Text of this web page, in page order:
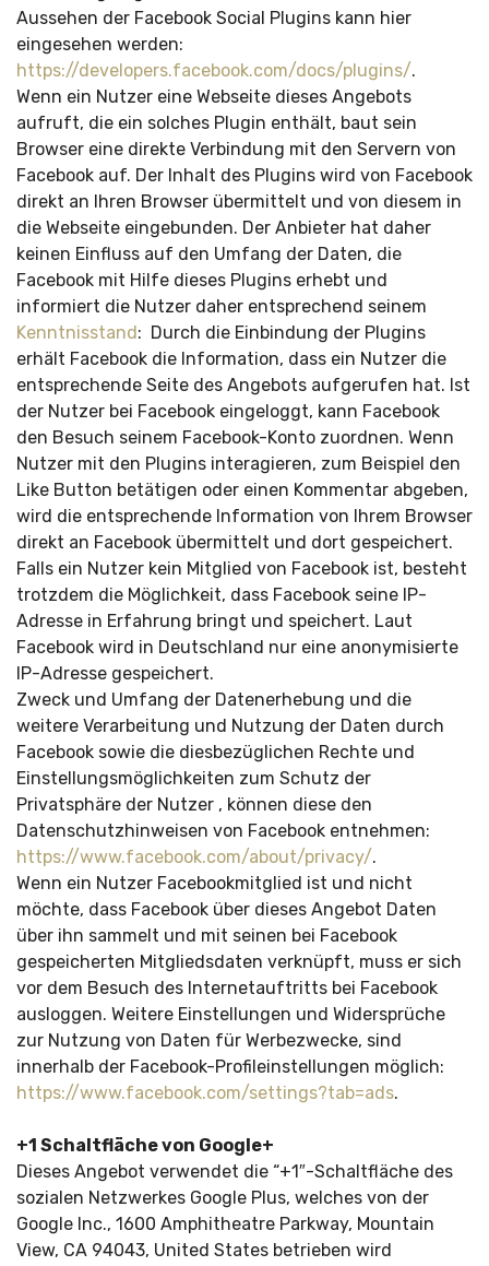
Aussehen der Facebook Social Plugins kann hier
eingesehen werden:
https://developers.facebook.com/docs/plugins/.
Wenn ein Nutzer eine Webseite dieses Angebots
aufruft, die ein solches Plugin enthält, baut sein
Browser eine direkte Verbindung mit den Servern von
Facebook auf. Der Inhalt des Plugins wird von Facebook
direkt an Ihren Browser übermittelt und von diesem in
die Webseite eingebunden. Der Anbieter hat daher
keinen Einfluss auf den Umfang der Daten, die
Facebook mit Hilfe dieses Plugins erhebt und
informiert die Nutzer daher entsprechend seinem
Kenntnisstand: Durch die Einbindung der Plugins
erhält Facebook die Information, dass ein Nutzer die
entsprechende Seite des Angebots aufgerufen hat. Ist
der Nutzer bei Facebook eingeloggt, kann Facebook
den Besuch seinem Facebook-Konto zuordnen. Wenn
Nutzer mit den Plugins interagieren, zum Beispiel den
Like Button betätigen oder einen Kommentar abgeben,
wird die entsprechende Information von Ihrem Browser
direkt an Facebook übermittelt und dort gespeichert.
Falls ein Nutzer kein Mitglied von Facebook ist, besteht
trotzdem die Möglichkeit, dass Facebook seine IP-
Adresse in Erfahrung bringt und speichert. Laut
Facebook wird in Deutschland nur eine anonymisierte
IP-Adresse gespeichert.
Zweck und Umfang der Datenerhebung und die
weitere Verarbeitung und Nutzung der Daten durch
Facebook sowie die diesbezüglichen Rechte und
Einstellungsmöglichkeiten zum Schutz der
Privatsphäre der Nutzer , können diese den
Datenschutzhinweisen von Facebook entnehmen:
https://www.facebook.com/about/privacy/.
Wenn ein Nutzer Facebookmitglied ist und nicht
möchte, dass Facebook über dieses Angebot Daten
über ihn sammelt und mit seinen bei Facebook
gespeicherten Mitgliedsdaten verknüpft, muss er sich
vor dem Besuch des Internetauftritts bei Facebook
ausloggen. Weitere Einstellungen und Widersprüche
zur Nutzung von Daten für Werbezwecke, sind
innerhalb der Facebook-Profileinstellungen möglich:
https://www.facebook.com/settings?tab=ads.
+1 Schaltfläche von Google+
Dieses Angebot verwendet die “+1″-Schaltfläche des
sozialen Netzwerkes Google Plus, welches von der
Google Inc., 1600 Amphitheatre Parkway, Mountain
View, CA 94043, United States betrieben wird